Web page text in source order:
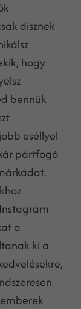
dísznek
hogy
bennük
eséllyel
pártfogó
a
ki a